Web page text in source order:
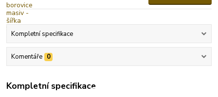
Kompletní specifikace
Komentáře 0
Kompletní specifikace